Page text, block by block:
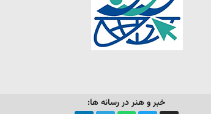
خبر و هنر در رسانه ها: